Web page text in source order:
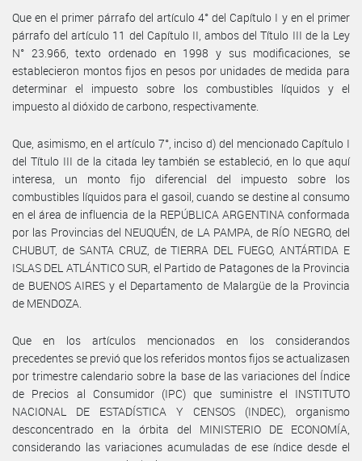
Que en el primer párrafo del artículo 4° del Capítulo I y en el primer
párrafo del artículo 11 del Capítulo II, ambos del Título III de la Ley
N° 23.966, texto ordenado en 1998 y sus modificaciones, se
establecieron montos fijos en pesos por unidades de medida para
determinar el impuesto sobre los combustibles líquidos y el
impuesto al dióxido de carbono, respectivamente.
Que, asimismo, en el artículo 7°, inciso d) del mencionado Capítulo I
del Título III de la citada ley también se estableció, en lo que aquí
interesa, un monto fijo diferencial del impuesto sobre los
combustibles líquidos para el gasoil, cuando se destine al consumo
en el área de influencia de la REPÚBLICA ARGENTINA conformada
por las Provincias del NEUQUÉN, de LA PAMPA, de RÍO NEGRO, del
CHUBUT, de SANTA CRUZ, de TIERRA DEL FUEGO, ANTÁRTIDA E
ISLAS DEL ATLÁNTICO SUR, el Partido de Patagones de la Provincia
de BUENOS AIRES y el Departamento de Malargüe de la Provincia
de MENDOZA.
Que en los artículos mencionados en los considerandos
precedentes se previó que los referidos montos fijos se actualizasen
por trimestre calendario sobre la base de las variaciones del Índice
de Precios al Consumidor (IPC) que suministre el INSTITUTO
NACIONAL DE ESTADÍSTICA Y CENSOS (INDEC), organismo
desconcentrado en la órbita del MINISTERIO DE ECONOMÍA,
considerando las variaciones acumuladas de ese índice desde el